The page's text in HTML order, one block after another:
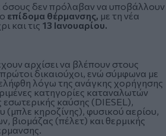
δεν πρόλαβαν να υποβάλλουν
επίδομα θέρμανσης, με τη νέα
και τις 13 Ιανουαρίου.
αρχίσει να βλέπουν στους
δικαιούχοι, ενώ σύμφωνα με
λόγω της ανάγκης χορήγησης
κατηγορίες καταναλωτών
καύσης (DIESEL),
(μπλε κηροζίνης), φυσικού αερίου,
βιομάζας (πέλετ) και θερμικής